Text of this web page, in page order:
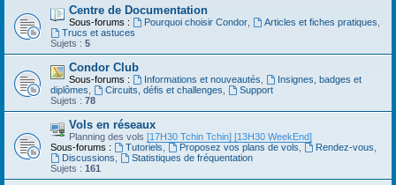
Centre de Documentation
Sous-forums : Pourquoi choisir Condor, Articles et fiches pratiques
Trucs et astuces
Sujets : 5
Condor Club
Sous-forums : Informations et nouveautés
Insignes, badges et
diplômes
Circuits, défis et challenges
Support
Sujets : 78
Vols en réseaux
Planning des vols [17H30 Tchin Tchin] [13H30 WeekEnd]
Sous-forums :
Tutoriels Proposez vos plans de vols Rendez-vous
Discussions
Statistiques de fréquentation
Sujets : 161